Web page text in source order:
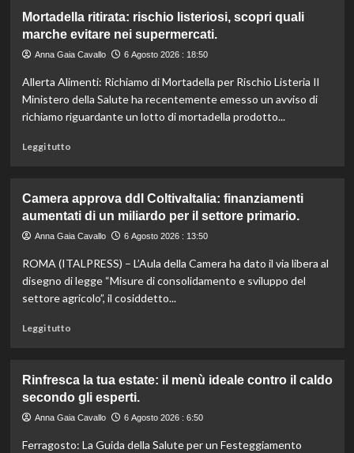
Il
cavallo:
una
indispensabile
per
l’agricoltura
Mortadella ritirata: rischio listeriosi, scopri quali
marche evitare nei supermercati.
Anna Gaia Cavallo 6 Agosto 2026 : 18:50
Allerta Alimenti: Richiamo di Mortadella per Rischio Listeria Il
Ministero della Salute ha recentemente emesso un avviso di
richiamo riguardante un lotto di mortadella prodotto...
Leggi tuttoLeggi
Mortadella
ritirata:
rischio
scopri
quali
marche
Camera approva ddl ColtivaItalia: finanziamenti
aumentati di un miliardo per il settore primario.
Anna Gaia Cavallo 6 Agosto 2026 : 13:50
ROMA (ITALPRESS) – L’Aula della Camera ha dato il via libera al
disegno di legge “Misure di consolidamento e sviluppo del
settore agricolo”, il cosiddetto...
Leggi tuttoLeggi
Camera
approva
ddl
finanziamenti
Rinfresca la tua estate: il menù ideale contro il caldo
secondo gli esperti.
Anna Gaia Cavallo 6 Agosto 2026 : 6:50
Ferragosto: La Guida della Salute per un Festeggiamento